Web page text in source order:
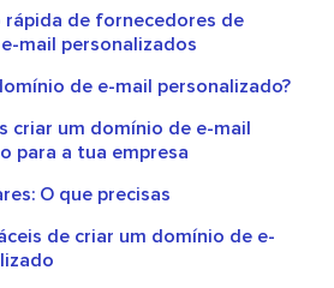
rápida de fornecedores de
mail personalizados
de e-mail personalizado?
criar um domínio de e-mail
para a tua empresa
O que precisas
de criar um domínio de e-